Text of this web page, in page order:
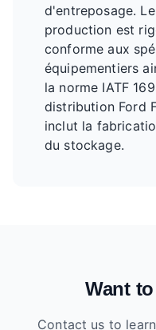
d'entreposage.
production est
conforme aux
équipementiers
la norme IATF
distribution Ford
inclut la
du stockage.
Want
Contact us to